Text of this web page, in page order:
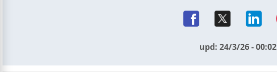
upd: 24/3/26 - 00:02